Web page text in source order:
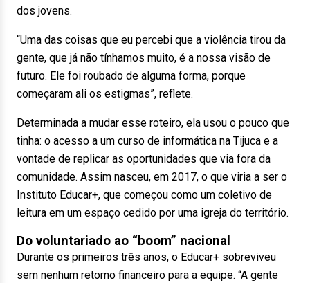
dos jovens.
“Uma das coisas que eu percebi que a violência tirou da
gente, que já não tínhamos muito, é a nossa visão de
futuro. Ele foi roubado de alguma forma, porque
começaram ali os estigmas”, reflete.
Determinada a mudar esse roteiro, ela usou o pouco que
tinha: o acesso a um curso de informática na Tijuca e a
vontade de replicar as oportunidades que via fora da
comunidade. Assim nasceu, em 2017, o que viria a ser o
Instituto Educar+, que começou como um coletivo de
leitura em um espaço cedido por uma igreja do território.
Do voluntariado ao “boom” nacional
Durante os primeiros três anos, o Educar+ sobreviveu
sem nenhum retorno financeiro para a equipe. “A gente